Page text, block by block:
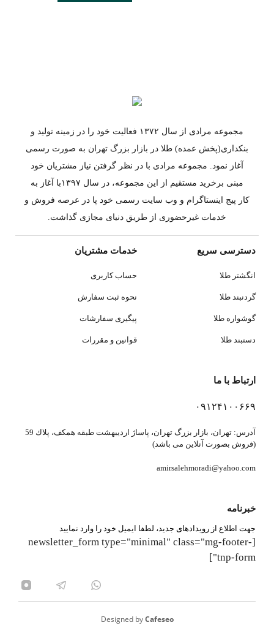
مجموعه مرادی از سال ۱۳۷۲ فعالیت خود را در زمینه تولید و
بنکداری(پخش عمده) طلا در بازار بزرگ تهران به صورت رسمی
آغاز نمود. مجموعه مرادی با در نظر گرفتن نیاز مشتریان خود
مبنی برخرید مستقیم از این مجموعه، در سال ۱۳۹۷با آغاز به
کار پیج اینستاگرام و وب سایت رسمی خود پا در عرصه فروش و
خدمات غیرحضوری از طریق دنیای مجازی گذاشت.
دسترسی سریع
انگشتر طلا
گردنبند طلا
گوشواره طلا
دستبند طلا
خدمات مشتریان
حساب کاربری
نحوه ثبت سفارش
پیگیری سفارشات
قوانین و مقررات
ارتباط با ما
۰۹۱۲۴۱۰۰۶۶۹
آدرس: تهران، بازار بزرگ تهران، پاساژ ارديبهشت طبقه همكف، پلاك 59
(فروش بصورت آنلاین می باشد)
amirsalehmoradi@yahoo.com
خبرنامه
جهت اطلاع از رویدادهای جدید، لطفا ایمیل خود را وارد نمایید
[newsletter_form type="minimal" class="mg-footer-
tnp-form"]
Designed byCafeseo